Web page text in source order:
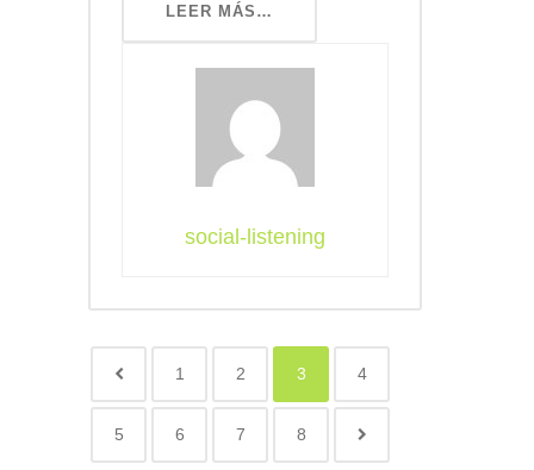
LEER MÁS…
social-listening
1 2 3 4
5 6 7 8